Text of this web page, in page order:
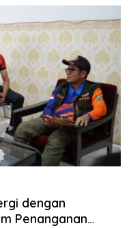
dengan
Penanganan